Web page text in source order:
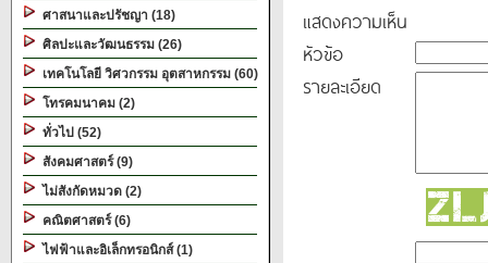
ศาสนาและปรัชญา (18)
ศิลปะและวัฒนธรรม (26)
เทคโนโลยี วิศวกรรม อุตสาหกรรม (60)
โทรคมนาคม (2)
ทั่วไป (52)
สังคมศาสตร์ (9)
ไม่สังกัดหมวด (2)
คณิตศาสตร์ (6)
ไฟฟ้าและอิเล็กทรอนิกส์ (1)
แสดงความเห็น
หัวข้อ
รายละเอียด